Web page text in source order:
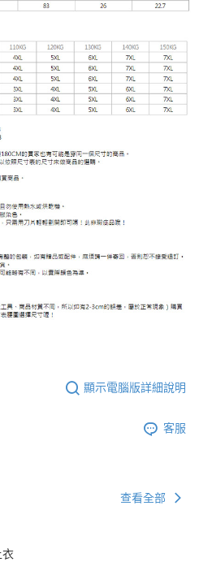
顯示電腦版詳細說明
客服
查看全部
衣